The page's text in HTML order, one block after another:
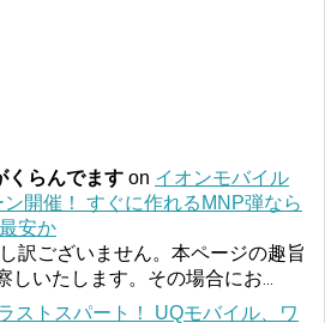
くらんでます on イオンモバイル
開催！ すぐに作れるMNP弾なら
安か
訳ございません。本ページの趣旨
しいたします。その場合にお
ストスパート！ UQモバイル、ワ